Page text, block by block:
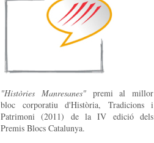
"Històries Manresanes"premi al millor
bloc corporatiu d'Història, Tradicions i
Patrimoni (2011) de la IV edició dels
Premis Blocs Catalunya.